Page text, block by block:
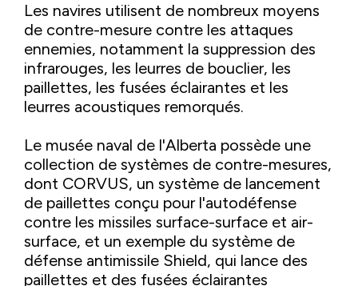
Les navires utilisent de nombreux moyens
de contre-mesure contre les attaques
ennemies, notamment la suppression des
infrarouges, les leurres de bouclier, les
paillettes, les fusées éclairantes et les
leurres acoustiques remorqués.
Le musée naval de l'Alberta possède une
collection de systèmes de contre-mesures,
dont CORVUS, un système de lancement
de paillettes conçu pour l'autodéfense
contre les missiles surface-surface et air-
surface, et un exemple du système de
défense antimissile Shield, qui lance des
paillettes et des fusées éclairantes